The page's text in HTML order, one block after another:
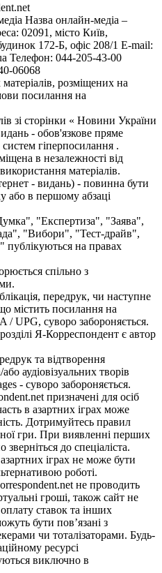
Назва онлайн-медіа –
02091, місто Київ,
172-Б, офіс 208/1 E-mail:
Телефон: 044-205-43-00
06068
розміщених на
посилання на
зі сторінки « Новини України
- обов'язкове пряме
гіперпосилання .
в незалежності від
матеріалів.
- видань) - повинна бути
або в першому абзаці
"Експертиза", "Заява",
"Вибори", "Тест-драйв",
на правах
спільно з
передрук, чи наступне
містить посилання на
/ UPG, суворо забороняється.
Я-Корреспондент є автор
та відтворення
аудіовізуальних творів
- суворо забороняється.
призначені для осіб
в азартних іграх може
Дотримуйтесь правил
гри. При виявленні перших
до спеціаліста.
іграх не може бути
роботі.
не проводить
гроші, також сайт не
ставок та інших
бути пов’язані з
чи тоталізаторами. Будь-
ресурсі
виключно в